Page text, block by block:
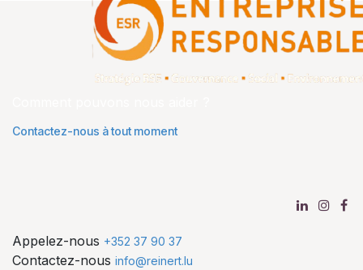
Contactez-nous à tout moment
Appelez-nous +352 37 90 37
Contactez-nous info@reinert.lu